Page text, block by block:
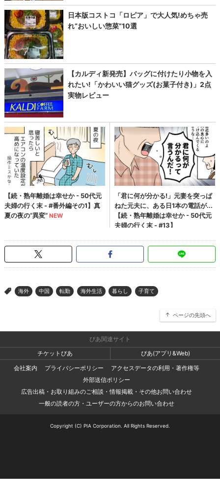
> 海外 中国 転勤 海外生活 暮らし 子育て
ページの先頭へ
ぴあ関連サイト
チケットぴあ
ぴあ(アプリ&Web)
会社案内
プライバシーポリシー
アクセスデータの利用・著作権等
外部送信ポリシー
広告出稿・お取り組みのご相談・情報掲載・その他お問い合わせ
一般の読者の方・ユーザーの方からのお問い合わせ
Copyright (C) PIA Corporation. All Rights Reserved.